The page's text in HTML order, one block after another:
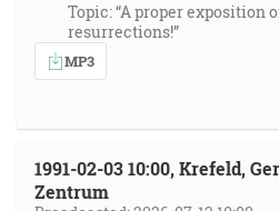
Topic: “A proper exposition
resurrections!”
MP3
1991-02-03 10:00, Krefeld,
Zentrum